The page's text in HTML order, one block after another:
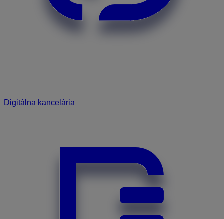
Digitálna kancelária